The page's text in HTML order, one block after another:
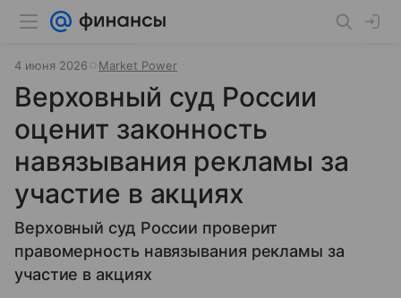
4 июня 2026 Market Power
Верховный суд России
оценит законность
навязывания рекламы за
участие в акциях
Верховный суд России проверит
правомерность навязывания рекламы за
участие в акциях